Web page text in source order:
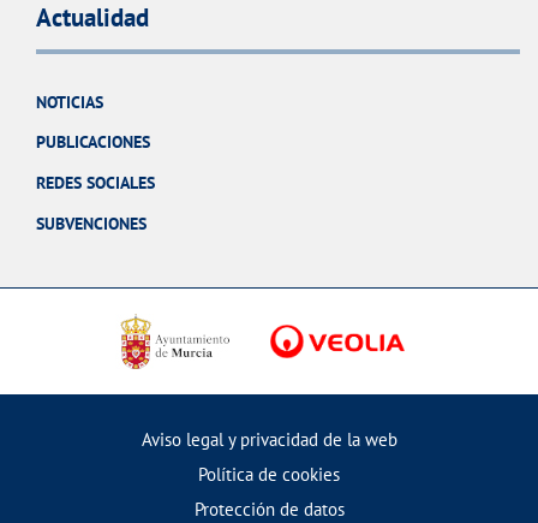
Actualidad
NOTICIAS
PUBLICACIONES
REDES SOCIALES
SUBVENCIONES
Aviso legal y privacidad de la web
Política de cookies
Protección de datos